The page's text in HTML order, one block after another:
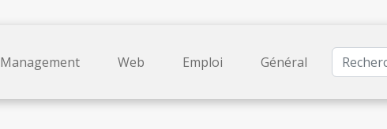
Management Web Emploi Général